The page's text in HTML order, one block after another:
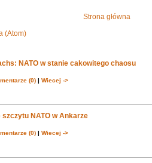
Strona główna
(Atom)
NATO w stanie cakowitego chaosu
(0)| Wiecej ->
NATO w Ankarze
(0)| Wiecej ->